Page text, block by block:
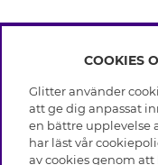
COOKIES
Glitter använder
att ge dig anpassat
en bättre upplevelse
har läst vår
av cookies genom